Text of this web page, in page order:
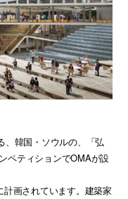
、韓国・ソウルの、「弘
ペティションでOMAが設
計画されています。建築家